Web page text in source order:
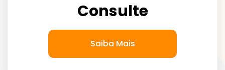
Consulte
Saiba Mais